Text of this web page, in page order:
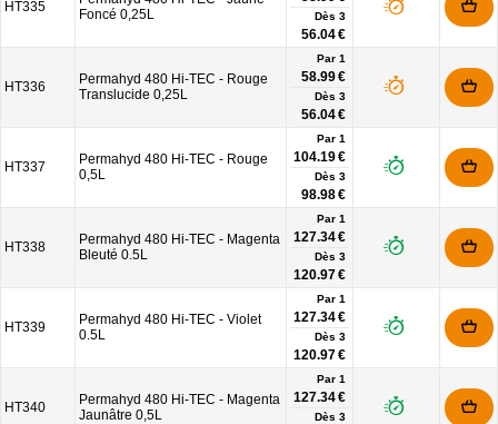
HT335
Foncé 0,25L
Dès 3
56.04 €
HT336
Permahyd 480 Hi-TEC - Rouge
Translucide 0,25L
Par 1
58.99 €
Dès 3
56.04 €
HT337
Permahyd 480 Hi-TEC - Rouge
0,5L
Par 1
104.19 €
Dès 3
98.98 €
HT338
Permahyd 480 Hi-TEC - Magenta
Bleuté 0.5L
Par 1
127.34 €
Dès 3
120.97 €
HT339
Permahyd 480 Hi-TEC - Violet
0.5L
Par 1
127.34 €
Dès 3
120.97 €
HT340
Permahyd 480 Hi-TEC - Magenta
Jaunâtre 0,5L
Par 1
127.34 €
Dès 3